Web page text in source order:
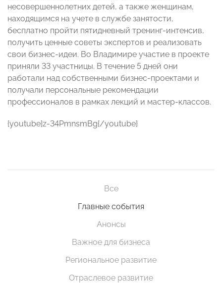
несовершеннолетних детей, а также женщинам,
находящимся на учете в службе занятости,
бесплатно пройти пятидневный тренинг-интенсив,
получить ценные советы экспертов и реализовать
свои бизнес-идеи. Во Владимире участие в проекте
приняли 33 участницы. В течение 5 дней они
работали над собственными бизнес-проектами и
получали персональные рекомендации
профессионалов в рамках лекций и мастер-классов.
{youtube}z-34PmnsmBg{/youtube}
Все
Главные события
Анонсы
Важное для бизнеса
Региональное развитие
Отраслевое развитие